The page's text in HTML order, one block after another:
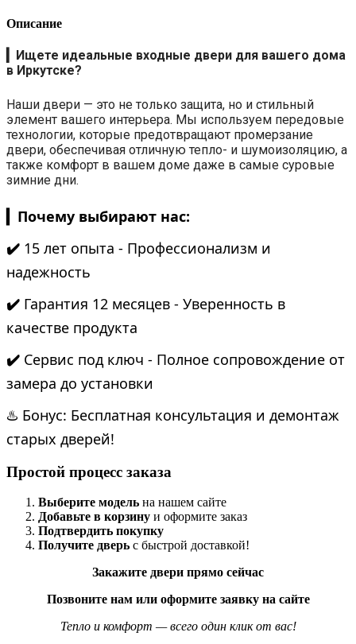
Описание
Ищете идеальные входные двери для вашего дома
в Иркутске?
Наши двери — это не только защита, но и стильный
элемент вашего интерьера. Мы используем передовые
технологии, которые предотвращают промерзание
двери, обеспечивая отличную тепло- и шумоизоляцию, а
также комфорт в вашем доме даже в самые суровые
зимние дни.
▎Почему выбирают нас:
✔️ 15 лет опыта - Профессионализм и
надежность
✔️ Гарантия 12 месяцев - Уверенность в
качестве продукта
✔️ Сервис под ключ - Полное сопровождение от
замера до установки
♨️ Бонус: Бесплатная консультация и демонтаж
старых дверей!
Простой процесс заказа
Выберите модель на нашем сайте
Добавьте в корзину и оформите заказ
Подтвердить покупку
Получите дверь с быстрой доставкой!
Закажите двери прямо сейчас
Позвоните нам или оформите заявку на сайте
Тепло и комфорт — всего один клик от вас!